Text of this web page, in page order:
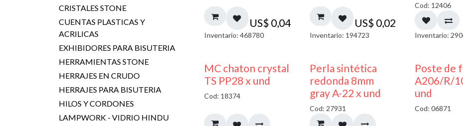
CRISTALES STONE
CUENTAS PLASTICAS Y
ACRILICAS
EXHIBIDORES PARA BISUTERIA
HERRAMIENTAS STONE
HERRAJES EN CRUDO
HERRAJES PARA BISUTERIA
HILOS Y CORDONES
LAMPWORK - VIDRIO HINDU
US$ 0,04
Inventario: 468780
US$ 0,02
Inventario: 194723
Cod: 12406
Inventario:
MC chaton crystal
TS PP28 x und
Cod: 18374
Perla sintética
redonda 8mm
gray A-22 x und
Cod: 27931
Poste de
A206/R/
und
Cod: 06871